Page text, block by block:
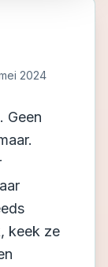
2024
Geen
keek ze